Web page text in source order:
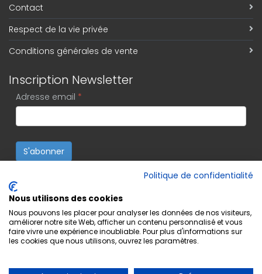
Contact
Respect de la vie privée
Conditions générales de vente
Inscription Newsletter
Adresse email *
S'abonner
Politique de confidentialité
Nous utilisons des cookies
Nous pouvons les placer pour analyser les données de nos visiteurs,
améliorer notre site Web, afficher un contenu personnalisé et vous
faire vivre une expérience inoubliable. Pour plus d'informations sur
les cookies que nous utilisons, ouvrez les paramètres.